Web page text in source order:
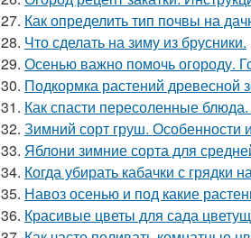
27. Как определить тип почвы на
28. Что сделать на зиму из брусники.
29. Осенью важно помочь огороду.
30. Подкормка растений древесной
31. Как спасти пересоленные
32. Зимний сорт груш. Особенности
33. Яблони зимние сорта для
34. Когда убирать кабачки с грядки
35. Навоз осенью и под какие
36. Красивые цветы для сада